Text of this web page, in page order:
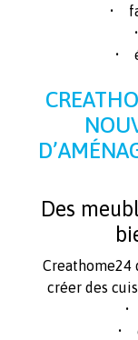
•
•
Des
Creathome24
créer des
•
•